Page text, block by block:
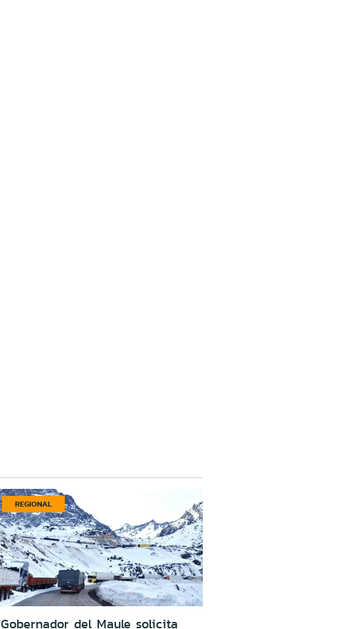
REGIONAL
Gobernador del Maule solicita